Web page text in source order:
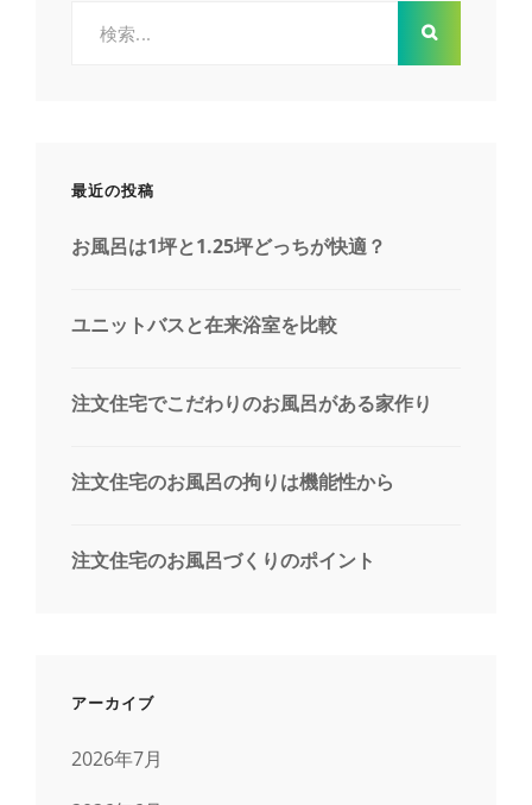
最近の投稿
お風呂は1坪と1.25坪どっちが快適？
ユニットバスと在来浴室を比較
注文住宅でこだわりのお風呂がある家作り
注文住宅のお風呂の拘りは機能性から
注文住宅のお風呂づくりのポイント
アーカイブ
2026年7月